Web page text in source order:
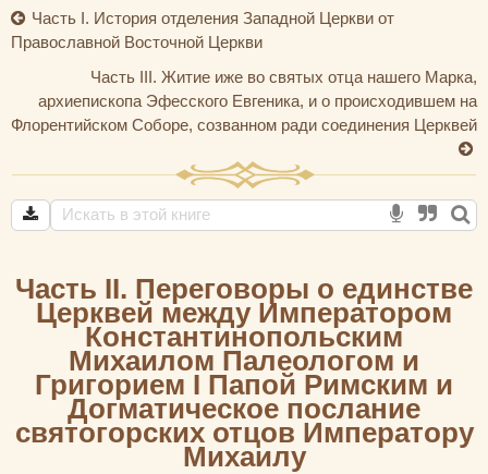
Медиа
Проверь себя
Тематическое
Семья и здоровье
Часть I. История отделения Западной Церкви от
Православной Восточной Церкви
Часть III. Житие иже во святых отца нашего Марка,
архиепископа Эфесского Евгеника, и о происходившем на
Флорентийском Соборе, созванном ради соединения Церквей
Часть II. Переговоры о единстве
Церквей между Императором
Константинопольским
Михаилом Палеологом и
Григорием I Папой Римским и
Догматическое послание
святогорских отцов Императору
Михаилу